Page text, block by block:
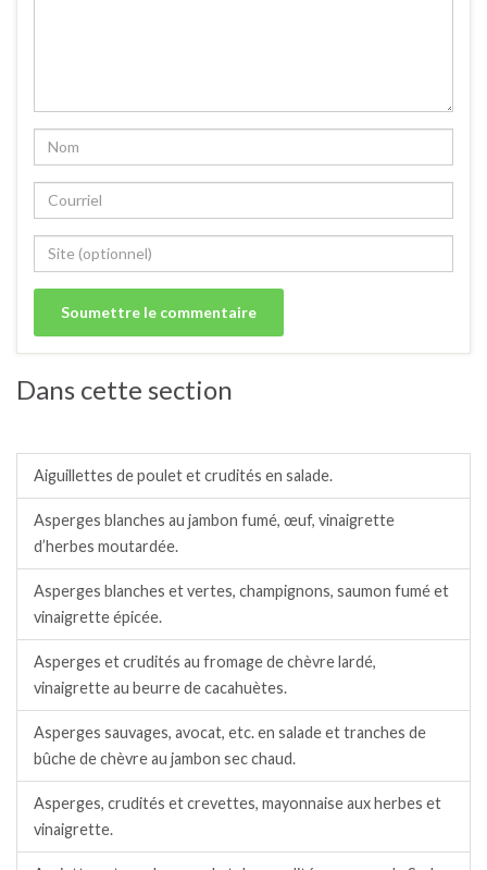
Dans cette section
Aiguillettes de poulet et crudités en salade.
Asperges blanches au jambon fumé, œuf, vinaigrette
d’herbes moutardée.
Asperges blanches et vertes, champignons, saumon fumé et
vinaigrette épicée.
Asperges et crudités au fromage de chèvre lardé,
vinaigrette au beurre de cacahuètes.
Asperges sauvages, avocat, etc. en salade et tranches de
bûche de chèvre au jambon sec chaud.
Asperges, crudités et crevettes, mayonnaise aux herbes et
vinaigrette.